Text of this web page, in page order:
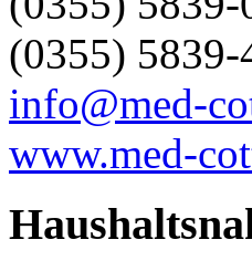
(0355) 5839-
info@med-
www.med-